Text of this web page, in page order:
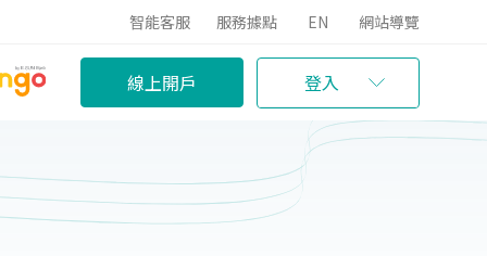
智能客服 服務據點 EN 網站導覽
線上開戶 登入